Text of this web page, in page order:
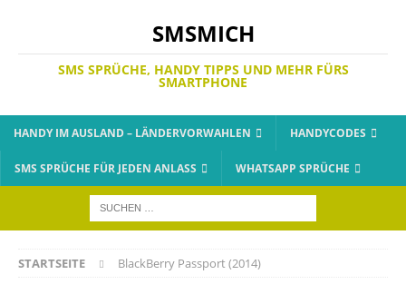
SMSMICH
SMS SPRÜCHE, HANDY TIPPS UND MEHR FÜRS
SMARTPHONE
HANDY IM AUSLAND – LÄNDERVORWAHLEN HANDYCODES
SMS SPRÜCHE FÜR JEDEN ANLASS WHATSAPP SPRÜCHE
STARTSEITE BlackBerry Passport (2014)